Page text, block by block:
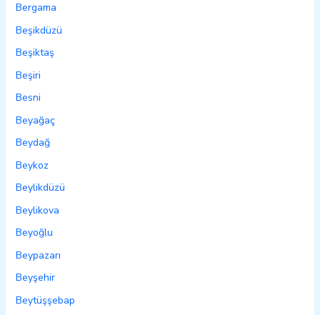
Bergama
Beşikdüzü
Beşiktaş
Beşiri
Besni
Beyağaç
Beydağ
Beykoz
Beylikdüzü
Beylikova
Beyoğlu
Beypazarı
Beyşehir
Beytüşşebap